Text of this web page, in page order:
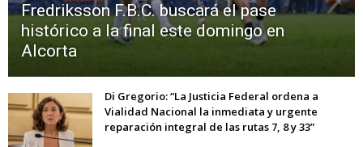
Fredriksson F.B.C. buscará el pase
histórico a la final este domingo en
Alcorta
Di Gregorio: “La Justicia Federal ordena a
Vialidad Nacional la inmediata y urgente
reparación integral de las rutas 7, 8 y 33”